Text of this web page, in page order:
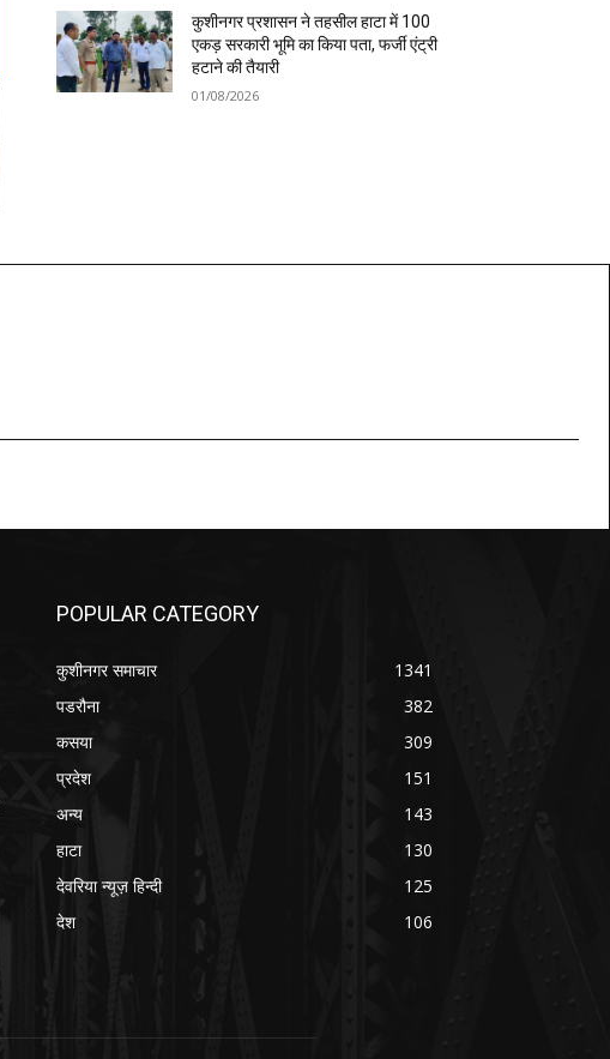
कुशीनगर प्रशासन ने तहसील हाटा में 100
एकड़ सरकारी भूमि का किया पता, फर्जी एंट्री
हटाने की तैयारी
01/08/2026
POPULAR CATEGORY
कुशीनगर समाचार
1341
पडरौना
382
कसया
309
प्रदेश
151
अन्य
143
हाटा
130
देवरिया न्यूज़ हिन्दी
125
देश
106